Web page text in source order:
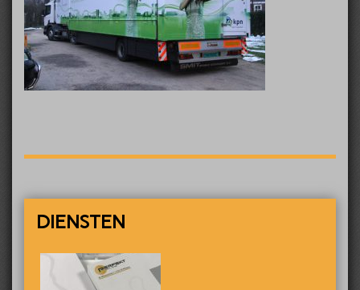
DIENSTEN